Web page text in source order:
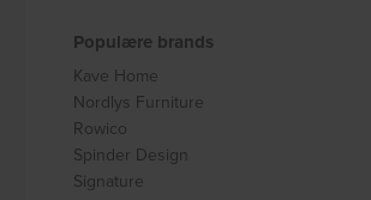
Populære brands
Kave Home
Nordlys Furniture
Rowico
Spinder Design
Signature